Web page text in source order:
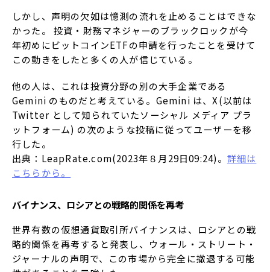
しかし、声明の欠如は憶測の流れを止めることはできな
かった。 投資・財務マネジャーのブラックロックが今
年初めにビットコインETFの申請を行ったことを受けて
この動きをしたと多くの人が信じている。
他の人は、これは投資分野の別の大手企業である
Gemini のものだと考えている。Gemini は、X(以前は
Twitter として知られていたソーシャル メディア プラ
ットフォーム) の次のような投稿に従ってユーザーを移
行した。
出典：LeapRate.com(2023年８月29日09:24)。 詳細は
こちらから。
バイナンス、ロシアとの戦略的関係を再考
世界有数の仮想通貨取引所バイナンスは、ロシアとの戦
略的関係を再考すると発表し、ウォール・ストリート・
ジャーナルの声明で、この市場から完全に撤退する可能